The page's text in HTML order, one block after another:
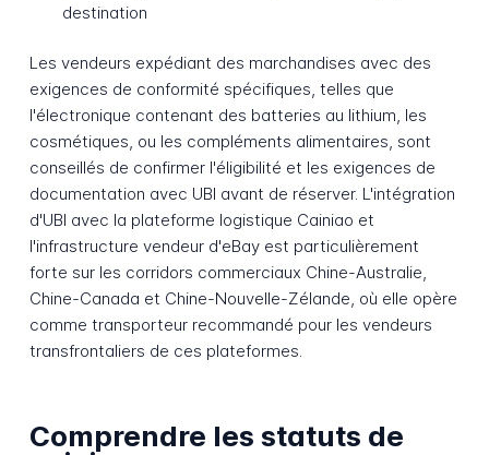
destination
Les vendeurs expédiant des marchandises avec des
exigences de conformité spécifiques, telles que
l'électronique contenant des batteries au lithium, les
cosmétiques, ou les compléments alimentaires, sont
conseillés de confirmer l'éligibilité et les exigences de
documentation avec UBI avant de réserver. L'intégration
d'UBI avec la plateforme logistique Cainiao et
l'infrastructure vendeur d'eBay est particulièrement
forte sur les corridors commerciaux Chine-Australie,
Chine-Canada et Chine-Nouvelle-Zélande, où elle opère
comme transporteur recommandé pour les vendeurs
transfrontaliers de ces plateformes.
Comprendre les statuts de